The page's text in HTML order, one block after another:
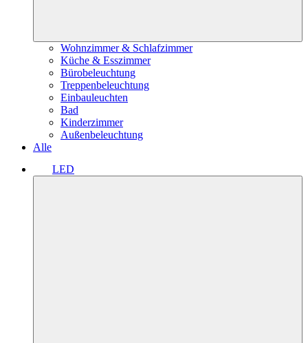
Wohnzimmer & Schlafzimmer
Küche & Esszimmer
Bürobeleuchtung
Treppenbeleuchtung
Einbauleuchten
Bad
Kinderzimmer
Außenbeleuchtung
Alle
LED